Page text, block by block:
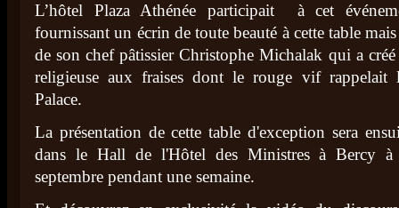
L’hôtel Plaza Athénée participait à cet
fournissant un écrin de toute beauté à cette table
de son chef pâtissier Christophe Michalak qui a
religieuse aux fraises dont le rouge vif rappelait
Palace.
La présentation de cette table d'exception sera
dans le Hall de l'Hôtel des Ministres à Bercy
septembre pendant une semaine.